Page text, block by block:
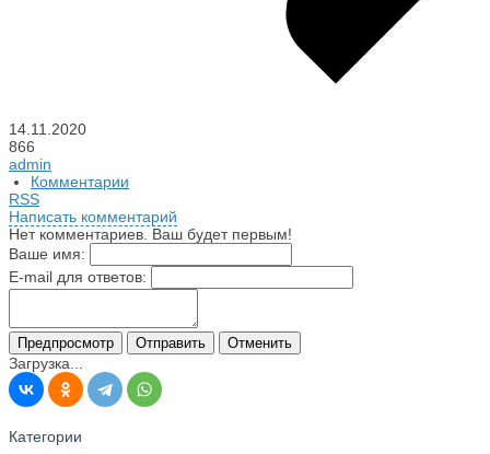
14.11.2020
866
admin
Комментарии
RSS
Написать комментарий
Нет комментариев. Ваш будет первым!
Ваше имя:
E-mail для ответов:
Загрузка...
Категории